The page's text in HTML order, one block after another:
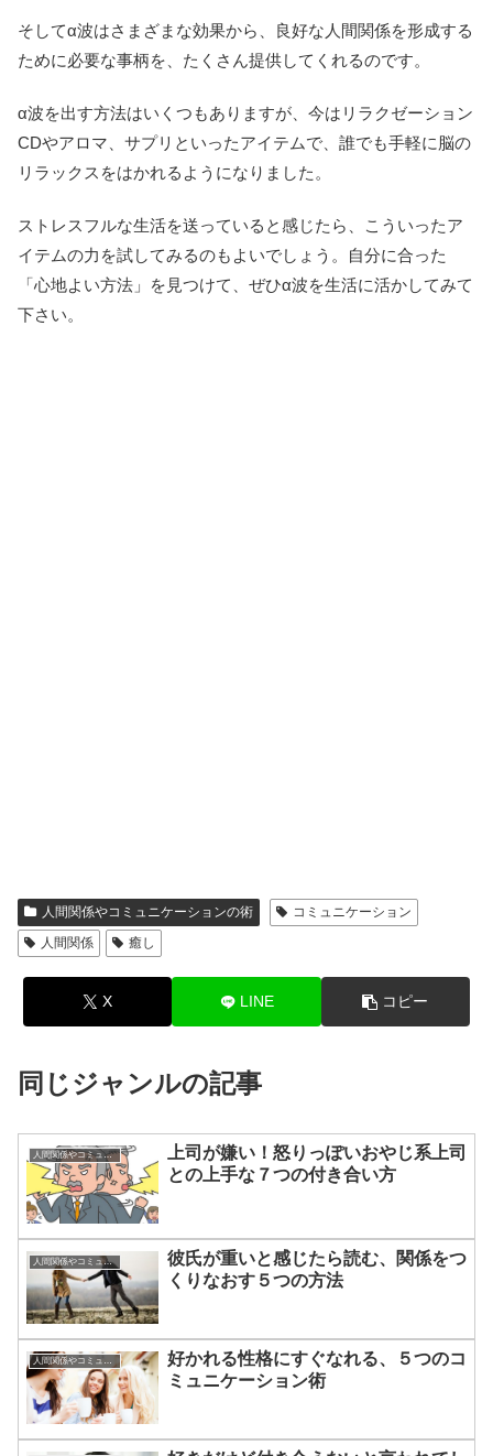
そしてα波はさまざまな効果から、良好な人間関係を形成する
ために必要な事柄を、たくさん提供してくれるのです。
α波を出す方法はいくつもありますが、今はリラクゼーション
CDやアロマ、サプリといったアイテムで、誰でも手軽に脳の
リラックスをはかれるようになりました。
ストレスフルな生活を送っていると感じたら、こういったア
イテムの力を試してみるのもよいでしょう。自分に合った
「心地よい方法」を見つけて、ぜひα波を生活に活かしてみて
下さい。
人間関係やコミュニケーションの術
コミュニケーション
人間関係
癒し
X LINE コピー
同じジャンルの記事
人間関係やコミュニケーションの術
上司が嫌い！怒りっぽいおやじ系上司
との上手な７つの付き合い方
人間関係やコミュニケーションの術
彼氏が重いと感じたら読む、関係をつ
くりなおす５つの方法
人間関係やコミュニケーションの術
好かれる性格にすぐなれる、５つのコ
ミュニケーション術